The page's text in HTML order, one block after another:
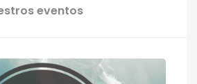
eventos